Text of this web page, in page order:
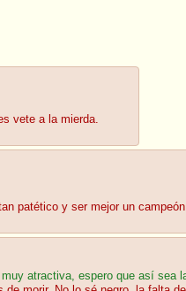
vete a la mierda.
patético y ser mejor un
atractiva, espero que así sea